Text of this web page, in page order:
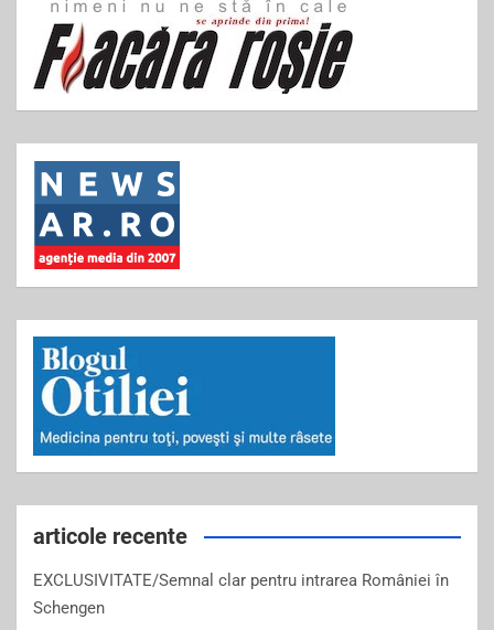
articole recente
EXCLUSIVITATE/Semnal clar pentru intrarea României în
Schengen